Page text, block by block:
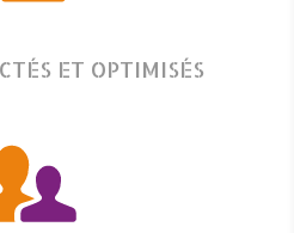
ET OPTIMISÉS